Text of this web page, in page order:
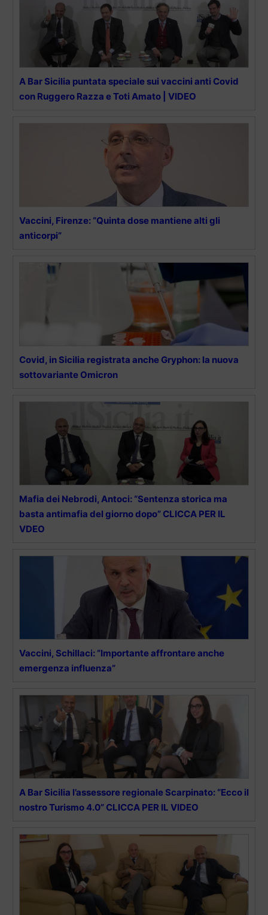
A Bar Sicilia puntata speciale sui vaccini anti Covid
con Ruggero Razza e Toti Amato | VIDEO
Vaccini, Firenze: “Quinta dose mantiene alti gli
anticorpi”
Covid, in Sicilia registrata anche Gryphon: la nuova
sottovariante Omicron
Mafia dei Nebrodi, Antoci: “Sentenza storica ma
basta antimafia del giorno dopo” CLICCA PER IL
VDEO
Vaccini, Schillaci: “Importante affrontare anche
emergenza influenza”
A Bar Sicilia l’assessore regionale Scarpinato: “Ecco il
nostro Turismo 4.0” CLICCA PER IL VIDEO